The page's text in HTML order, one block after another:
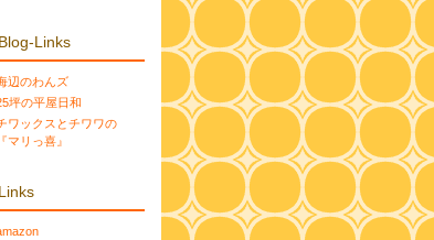
Blog-Links
辺のわんズ
坪の平屋日和
ワックスとチワワの
『マリっ喜』
Links